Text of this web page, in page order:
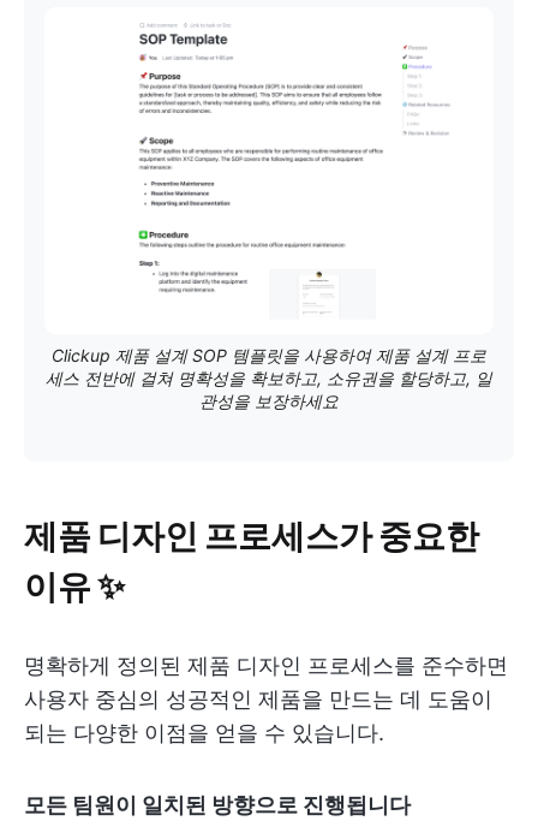
Clickup 제품 설계 SOP 템플릿을 사용하여 제품 설계 프로
세스 전반에 걸쳐 명확성을 확보하고, 소유권을 할당하고, 일
관성을 보장하세요
제품 디자인 프로세스가 중요한
이유 ✨
명확하게 정의된 제품 디자인 프로세스를 준수하면
사용자 중심의 성공적인 제품을 만드는 데 도움이
되는 다양한 이점을 얻을 수 있습니다.
모든 팀원이 일치된 방향으로 진행됩니다